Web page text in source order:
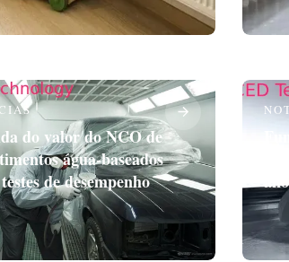
do valor do NCO de
água-baseados
de desempenho